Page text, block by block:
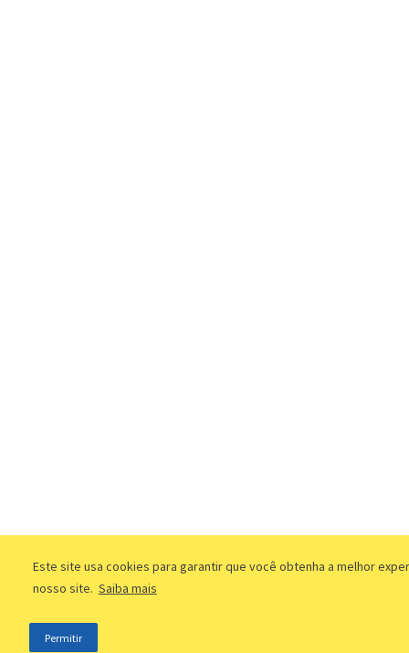
Este site usa cookies para garantir que você obtenha a melhor
nosso site. Saiba mais
Permitir